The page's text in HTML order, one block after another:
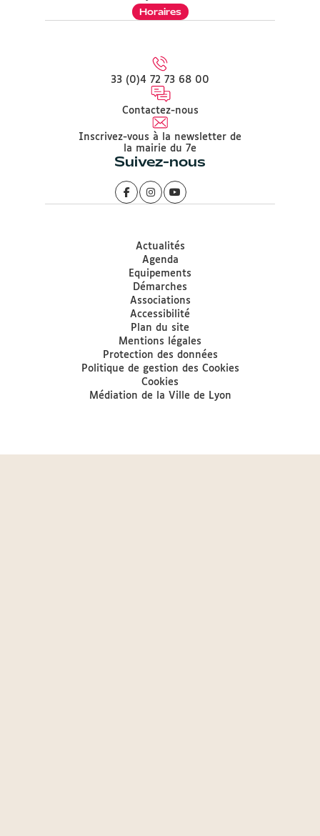
Horaires
33 (0)4 72 73 68 00
Contactez-nous
Inscrivez-vous à la newsletter de
la mairie du 7e
Suivez-nous
Actualités
Agenda
Equipements
Démarches
Associations
Accessibilité
Plan du site
Mentions légales
Protection des données
Politique de gestion des Cookies
Cookies
Médiation de la Ville de Lyon